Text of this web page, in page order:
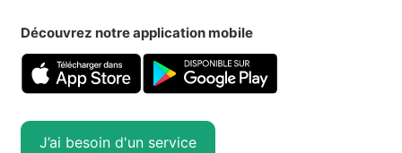
Découvrez notre application mobile
J’ai besoin d'un service